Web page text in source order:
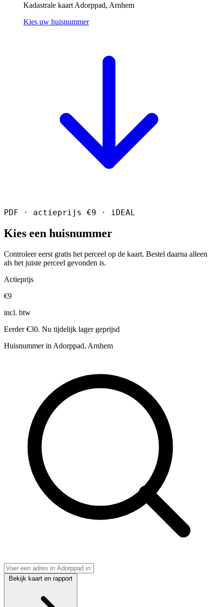
Kadastrale kaart Adorppad, Arnhem
Kies uw huisnummer
PDF · actieprijs €9 · iDEAL
Kies een huisnummer
Controleer eerst gratis het perceel op de kaart. Bestel daarna alleen
als het juiste perceel gevonden is.
Actieprijs
€9
incl. btw
Eerder €30. Nu tijdelijk lager geprijsd
Huisnummer in Adorppad, Arnhem
Bekijk kaart en rapport